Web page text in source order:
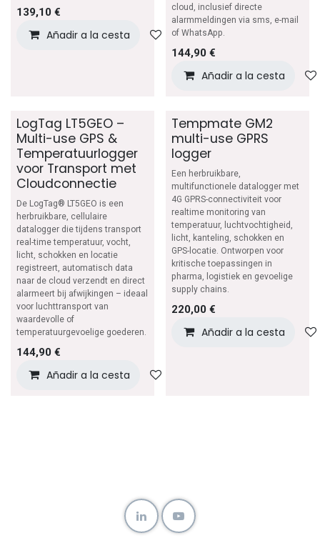
139,10 €
Añadir a la cesta Añadir a lista de deseos
cloud, inclusief directe
alarmmeldingen via sms, e-mail
of WhatsApp.
144,90€
Añadir a la cesta
LogTag LT5GEO –
Multi-use GPS &
Temperatuurlogger
voor Transport met
Cloudconnectie
De LogTag® LT5GEO is een
herbruikbare, cellulaire
datalogger die tijdens transport
real-time temperatuur, vocht,
licht, schokken en locatie
registreert, automatisch data
naar de cloud verzendt en direct
alarmeert bij afwijkingen – ideaal
voor luchttransport van
waardevolle of
temperatuurgevoelige goederen.
144,90 €
Añadir a la cesta
Tempmate GM2
multi-use GPRS
logger
Een herbruikbare,
multifunctionele datalogger met
4G GPRS-connectiviteit voor
realtime monitoring van
temperatuur, luchtvochtigheid,
licht, kanteling, schokken en
GPS-locatie. Ontworpen voor
kritische toepassingen in
pharma, logistiek en gevoelige
supply chains.
220,00€
Añadir a la cesta